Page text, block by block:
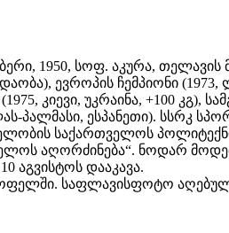
1950, სოფ. აკურა, თელავის
ევროპის ჩემპიონი
კიევი, უკრაინა, +100 კგ),
პალმასი, ესპანეთი). სსრკ
საქართველოს
აღორძინება“. ნოდარ
აგვისტოს დააკავა.
საფლავისფოტო